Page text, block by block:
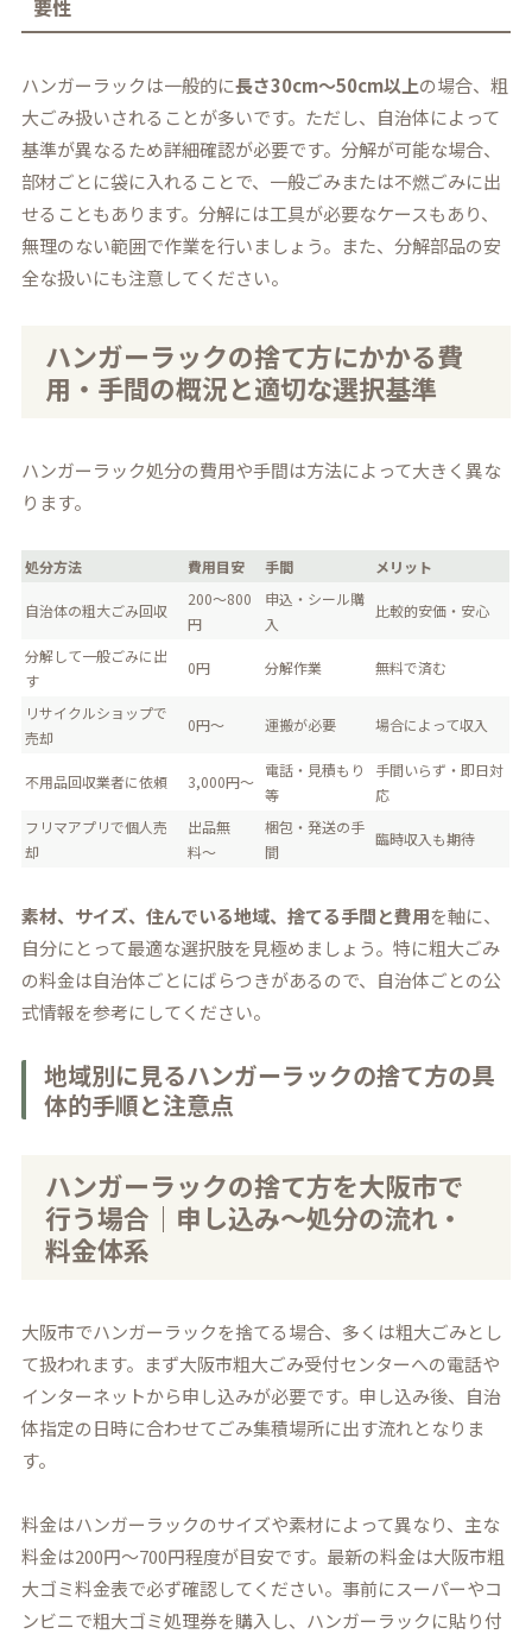
要性
ハンガーラックは一般的に長さ30cm〜50cm以上の場合、粗
大ごみ扱いされることが多いです。ただし、自治体によって
基準が異なるため詳細確認が必要です。分解が可能な場合、
部材ごとに袋に入れることで、一般ごみまたは不燃ごみに出
せることもあります。分解には工具が必要なケースもあり、
無理のない範囲で作業を行いましょう。また、分解部品の安
全な扱いにも注意してください。
ハンガーラックの捨て方にかかる費
用・手間の概況と適切な選択基準
ハンガーラック処分の費用や手間は方法によって大きく異な
ります。
処分方法 費用目安 手間 メリット
自治体の粗大ごみ回収
200〜800
円
申込・シール購
入
比較的安価・安心
分解して一般ごみに出
す
0円 分解作業 無料で済む
リサイクルショップで
売却
0円〜 運搬が必要 場合によって収入
不用品回収業者に依頼 3,000円〜
電話・見積もり
等
手間いらず・即日対
応
フリマアプリで個人売
却
出品無
料〜
梱包・発送の手
間
臨時収入も期待
素材、サイズ、住んでいる地域、捨てる手間と費用を軸に、
自分にとって最適な選択肢を見極めましょう。特に粗大ごみ
の料金は自治体ごとにばらつきがあるので、自治体ごとの公
式情報を参考にしてください。
地域別に見るハンガーラックの捨て方の具
体的手順と注意点
ハンガーラックの捨て方を大阪市で
行う場合｜申し込み～処分の流れ・
料金体系
大阪市でハンガーラックを捨てる場合、多くは粗大ごみとし
て扱われます。まず大阪市粗大ごみ受付センターへの電話や
インターネットから申し込みが必要です。申し込み後、自治
体指定の日時に合わせてごみ集積場所に出す流れとなりま
す。
料金はハンガーラックのサイズや素材によって異なり、主な
料金は200円～700円程度が目安です。最新の料金は大阪市粗
大ゴミ料金表で必ず確認してください。事前にスーパーやコ
ンビニで粗大ゴミ処理券を購入し、ハンガーラックに貼り付